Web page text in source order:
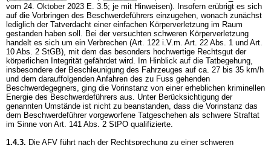
vom 24. Oktober 2023 E. 3.5; je mit Hinweisen). Insofern erübrigt es sich
auf die Vorbringen des Beschwerdeführers einzugehen, wonach zunächst
lediglich der Tatverdacht einer einfachen Körperverletzung im Raum
gestanden haben soll. Bei der versuchten schweren Körperverletzung
handelt es sich um ein Verbrechen (Art. 122 i.V.m. Art. 22 Abs. 1 und Art.
10 Abs. 2 StGB), mit dem das besonders hochwertige Rechtsgut der
körperlichen Integrität gefährdet wird. Im Hinblick auf die Tatbegehung,
insbesondere der Beschleunigung des Fahrzeuges auf ca. 27 bis 35 km/h
und dem darauffolgenden Anfahren des zu Fuss gehenden
Beschwerdegegners, ging die Vorinstanz von einer erheblichen kriminellen
Energie des Beschwerdeführers aus. Unter Berücksichtigung der
genannten Umstände ist nicht zu beanstanden, dass die Vorinstanz das
dem Beschwerdeführer vorgeworfene Tatgeschehen als schwere Straftat
im Sinne von Art. 141 Abs. 2 StPO qualifizierte.
1.4.3. Die AFV führt nach der Rechtsprechung zu einer schweren